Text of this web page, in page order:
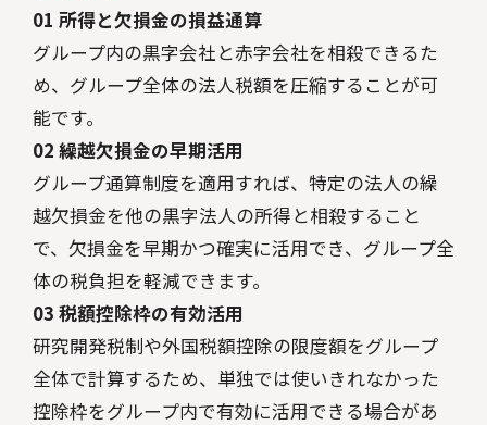
01 所得と欠損金の損益通算
グループ内の黒字会社と赤字会社を相殺できるた
め、グループ全体の法人税額を圧縮することが可
能です。
02 繰越欠損金の早期活用
グループ通算制度を適用すれば、特定の法人の繰
越欠損金を他の黒字法人の所得と相殺すること
で、欠損金を早期かつ確実に活用でき、グループ全
体の税負担を軽減できます。
03 税額控除枠の有効活用
研究開発税制や外国税額控除の限度額をグループ
全体で計算するため、単独では使いきれなかった
控除枠をグループ内で有効に活用できる場合があ